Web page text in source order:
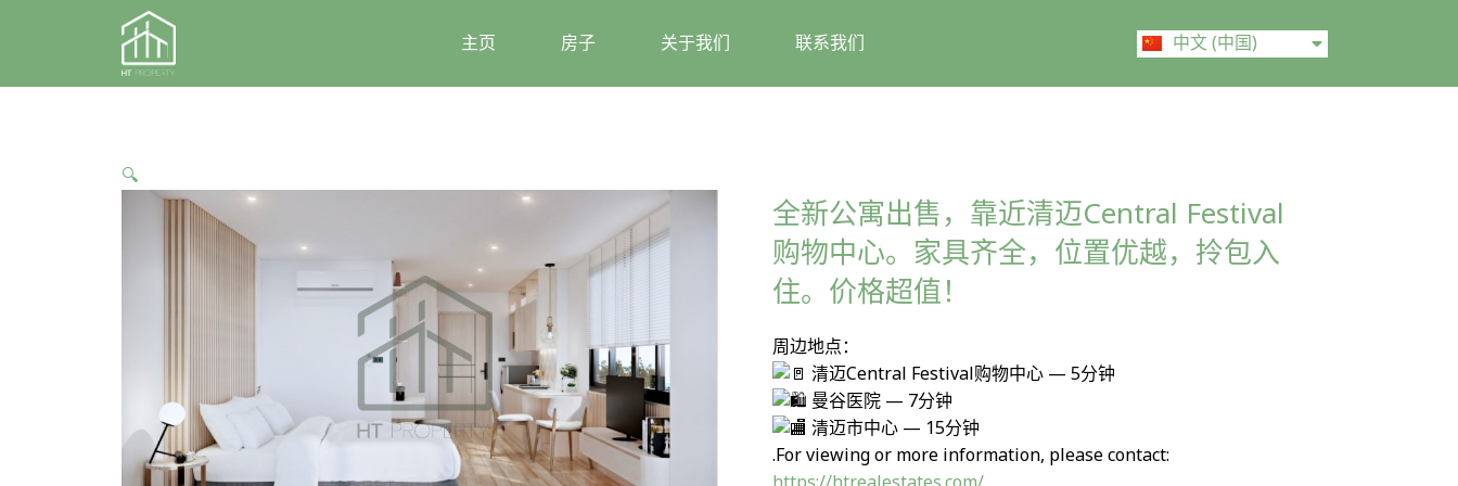
主页 房子 关于我们 联系我们 中文 (中国)
English
🔍
全新公寓出售，靠近清迈Central Festival
购物中心。家具齐全，位置优越，拎包入
住。价格超值！
周边地点：
清迈Central Festival购物中心 — 5分钟
曼谷医院 — 7分钟
清迈市中心 — 15分钟
.For viewing or more information, please contact: